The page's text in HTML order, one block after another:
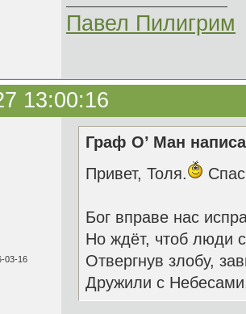
Павел Пилигрим
13:00:16
03-16
Граф О’ Ман
Привет, Толя.
Бог вправе нас
Но ждёт, чтоб люди
Отвергнув злобу,
Дружили с